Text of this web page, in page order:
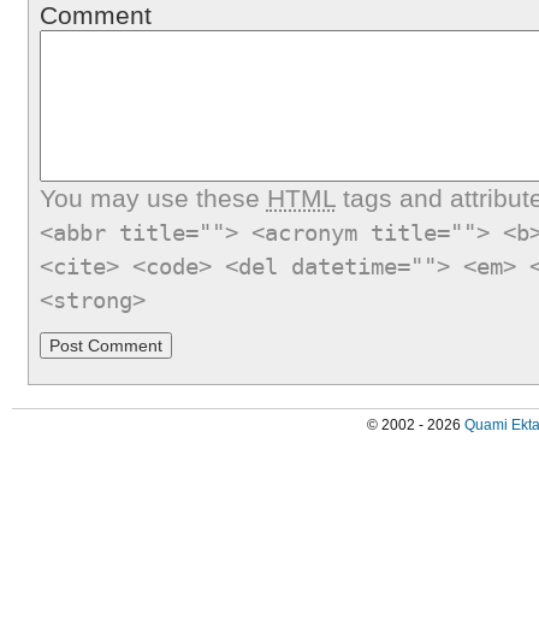
Comment
You may use these HTMLtags and
<abbr title=""> <acronym title="">
<cite> <code> <del datetime="">
<strong>
© 2002 - 2026 Quami